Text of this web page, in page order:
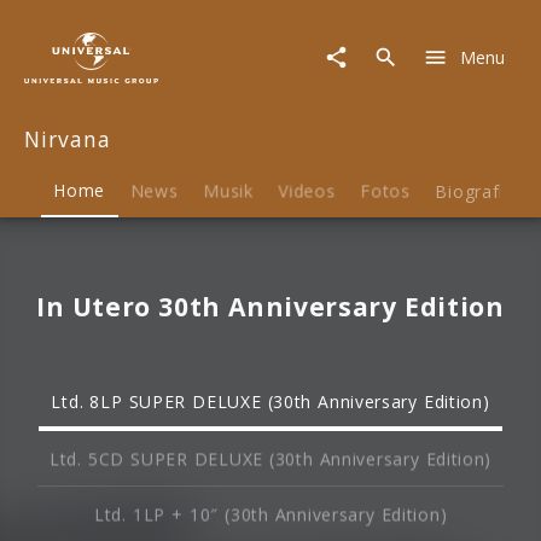
Menu
Nirvana
Home News Musik Videos Fotos Biografie
In Utero 30th Anniversary Edition
Ltd. 8LP SUPER DELUXE (30th Anniversary Edition)
Ltd. 5CD SUPER DELUXE (30th Anniversary Edition)
Ltd. 1LP + 10″ (30th Anniversary Edition)